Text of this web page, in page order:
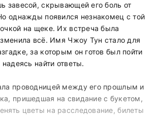
завесой, скрывающей его боль от
однажды появился незнакомец с той
на щеке. Их встреча была
всё. Имя Чжоу Тун стало для
за которым он готов был пойти
надеясь найти ответы.
проводницей между его прошлым и
пришедшая на свидание с букетом,
цветы на расследование, билеты